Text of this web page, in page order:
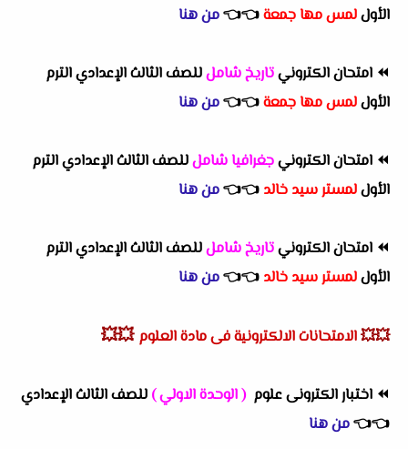
الأوللمس مها جمعة👈
👈من هنا
⏪ امتحان الكترونيتاريخ شاملللصف الثالث الإعدادي الترم
الأوللمس مها جمعة👈
👈من هنا
⏪ امتحان الكترونيجغرافيا شاملللصف الثالث الإعدادي الترم
الأوللمستر سيد خالد 👈
👈من هنا
⏪ امتحان الكترونيتاريخ شاملللصف الثالث الإعدادي الترم
الأوللمستر سيد خالد 👈
👈من هنا
💥💥الامتحانات الالكترونية فى مادة العلوم 💥💥
⏪ اختبار الكترونى علوم ( الوحدة الاولي ) للصف الثالث الإعدادي
👈
👈من هنا